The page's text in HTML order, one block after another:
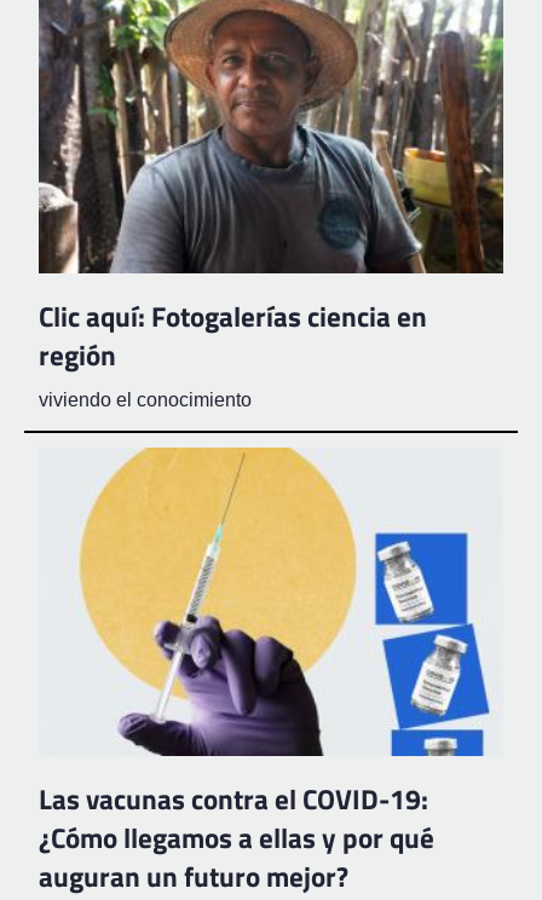
Clic aquí: Fotogalerías ciencia en
región
viviendo el conocimiento
Las vacunas contra el COVID-19:
¿Cómo llegamos a ellas y por qué
auguran un futuro mejor?